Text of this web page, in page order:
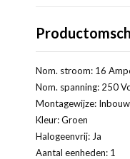
Nom. stroom: 16
Nom. spanning: 250
Montagewijze:
Kleur: Groen
Halogeenvrij: Ja
Aantal eenheden: 1